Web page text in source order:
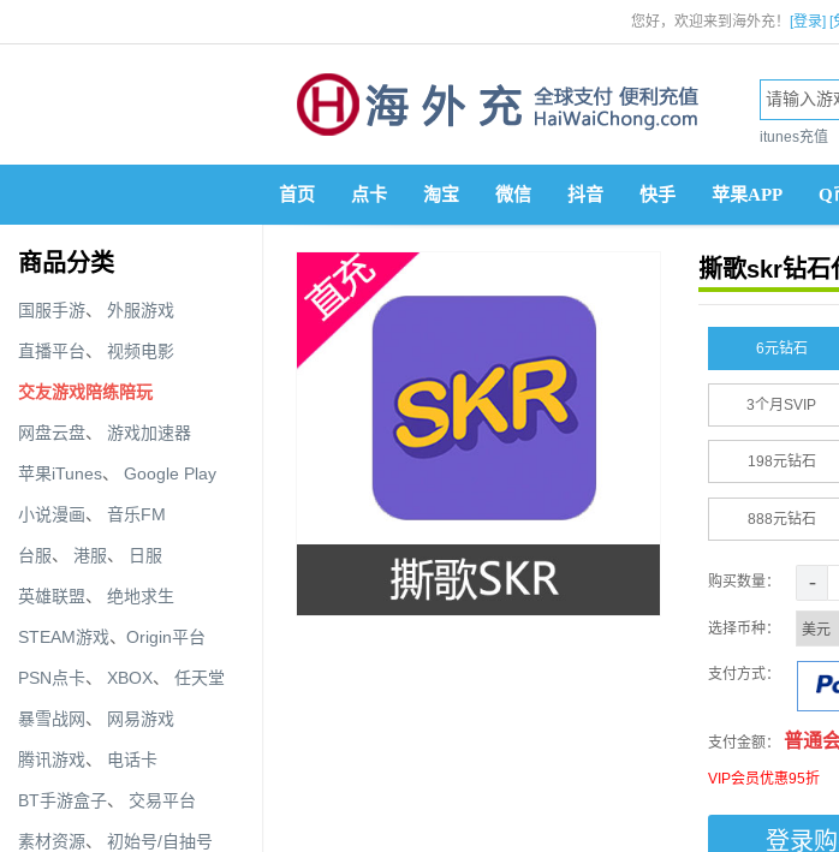
您好，欢迎来到海外充！ [登录] [
itunes充值
首页 点卡 淘宝 微信 抖音 快手 苹果APP Q
商品分类
国服手游、 外服游戏
直播平台、 视频电影
交友游戏陪练陪玩
网盘云盘、 游戏加速器
苹果iTunes、 Google Play
小说漫画、 音乐FM
台服、 港服、 日服
英雄联盟、 绝地求生
STEAM游戏、 Origin平台
PSN点卡、 XBOX、 任天堂
暴雪战网、 网易游戏
腾讯游戏、 电话卡
BT手游盒子、 交易平台
素材资源、 初始号/自抽号
撕歌skr钻石
6元钻石
3个月SVIP
198元钻石
888元钻石
购买数量： -
选择币种：
支付方式：
支付金额： 普通
VIP会员优惠95折